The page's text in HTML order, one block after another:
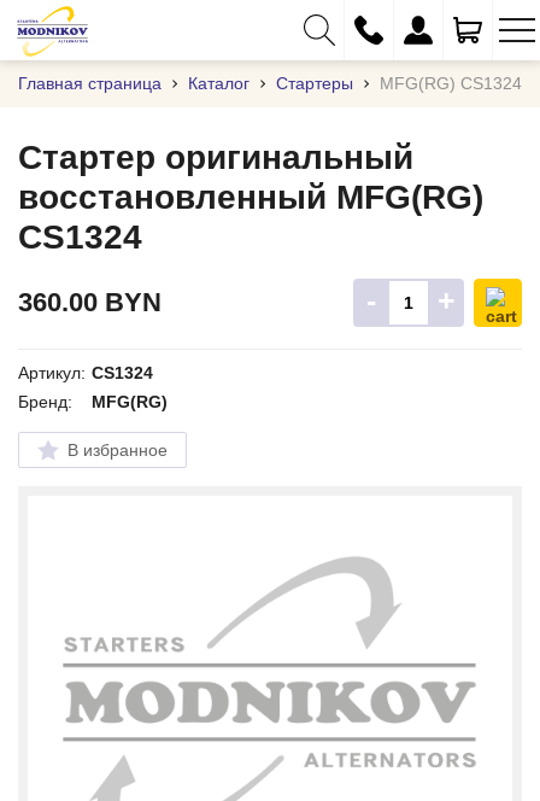
+375 (29) 333-01-01
+375 (29) 262-61-18
info@modnikov.com
Главная страница Каталог Стартеры MFG(RG) CS1324
360.00 BYN - +
Стартер оригинальный
восстановленный MFG(RG)
CS1324
Артикул: CS1324
Бренд:
MFG(RG)
В избранное